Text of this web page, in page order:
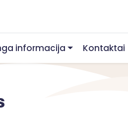
informacija Kontaktai